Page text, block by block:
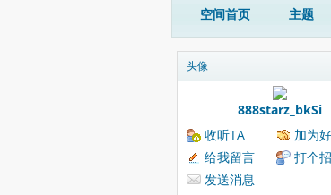
空间首页 主题
头像
888starz_bkSi
收听TA
加为
给我留言
打个
发送消息